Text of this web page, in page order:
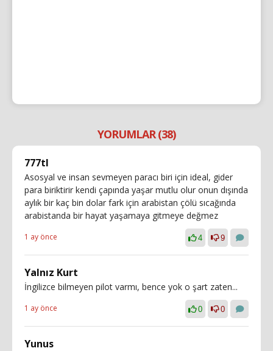
YORUMLAR (38)
777tl
Asosyal ve insan sevmeyen paracı biri için ideal, gider
para biriktirir kendi çapında yaşar mutlu olur onun dışında
aylık bir kaç bin dolar fark için arabistan çölü sıcağında
arabistanda bir hayat yaşamaya gitmeye değmez
1 ay önce 4 9
Yalnız Kurt
İngilizce bilmeyen pilot varmı, bence yok o şart zaten...
1 ay önce 0 0
Yunus